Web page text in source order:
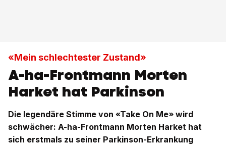
«Mein schlechtester Zustand»
A-ha-Frontmann Morten
Harket hat Parkinson
Die legendäre Stimme von «Take On Me» wird
schwächer: A-ha-Frontmann Morten Harket hat
sich erstmals zu seiner Parkinson-Erkrankung